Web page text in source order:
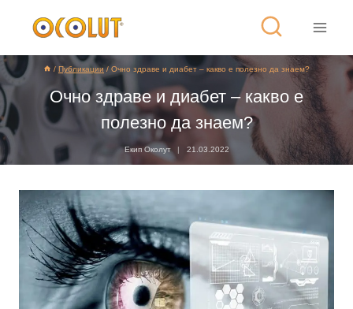
/ Публикации / Очно здраве и диабет – какво е полезно да знаем?
Очно здраве и диабет – какво е
полезно да знаем?
Екип Околут 21.03.2022